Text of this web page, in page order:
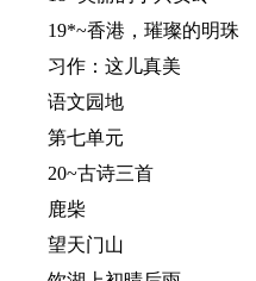
19*~香港，璀璨的明珠
习作：这儿真美
语文园地
第七单元
20~古诗三首
鹿柴
望天门山